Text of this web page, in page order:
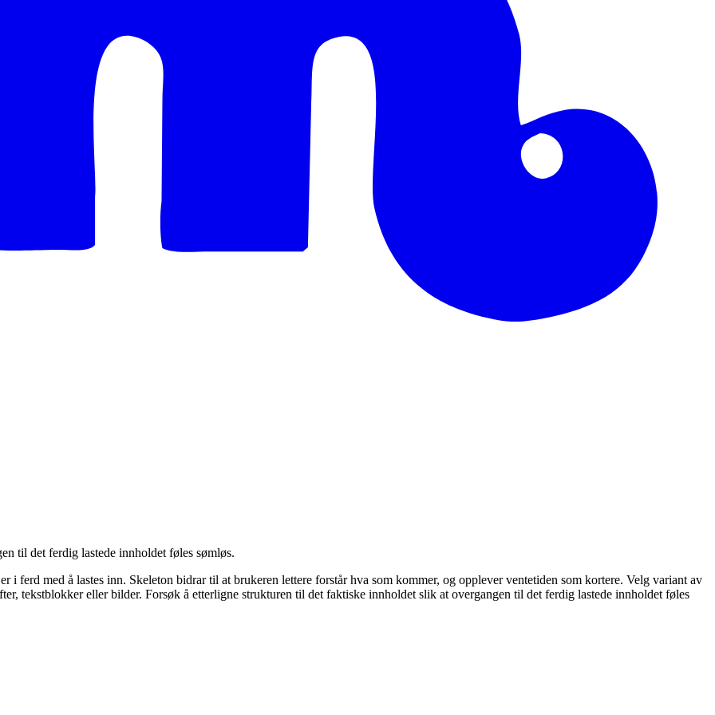
til det ferdig lastede innholdet føles sømløs.
i ferd med å lastes inn. Skeleton bidrar til at brukeren lettere forstår hva som kommer, og opplever ventetiden som kortere. Velg variant av
tekstblokker eller bilder. Forsøk å etterligne strukturen til det faktiske innholdet slik at overgangen til det ferdig lastede innholdet føles